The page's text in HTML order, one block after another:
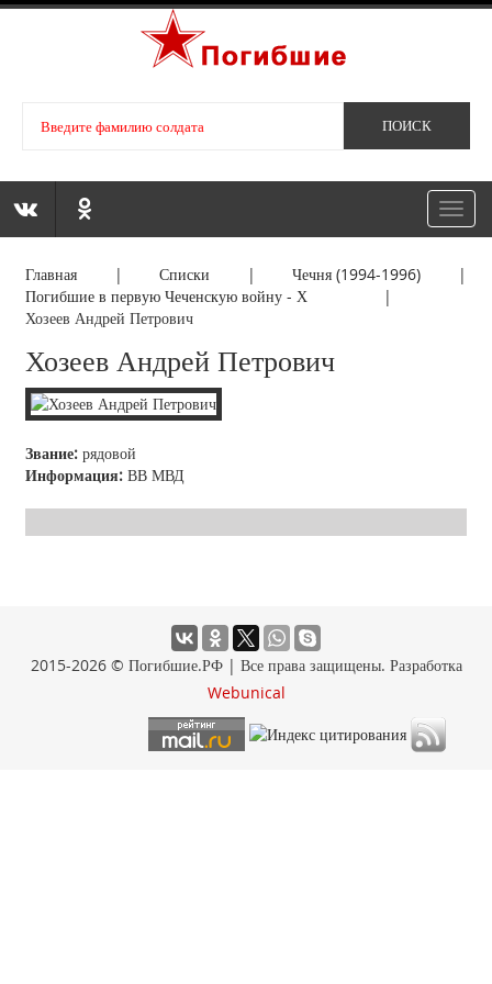
Главная |Списки |Чечня (1994-1996) |
Погибшие в первую Чеченскую войну - Х |
Хозеев Андрей Петрович
Хозеев Андрей Петрович
Звание: рядовой
Информация: ВВ МВД
2015-2026 © Погибшие.РФ | Все права защищены. Разработка
Webunical